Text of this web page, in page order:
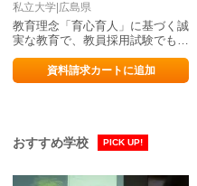
私立大学|広島県
教育理念「育心育人」に基づく誠
実な教育で、教員採用試験でも確
かな合格実績を 誇る「教育の文
資料請求カートに追加
おすすめ学校 PICK UP!